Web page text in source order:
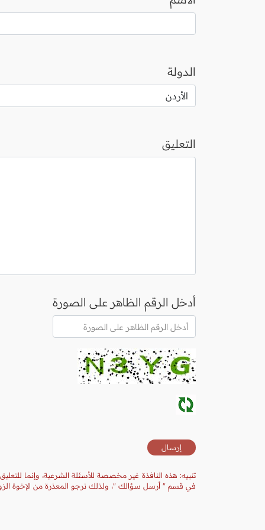
الدولة
التعليق
أدخل الرقم الظاهر على الصورة
تنبيه: هذه النافذة غير مخصصة للأسئلة الشرعية، وإنما
في قسم " أرسل سؤالك "، ولذلك نرجو المعذرة من الإخوة